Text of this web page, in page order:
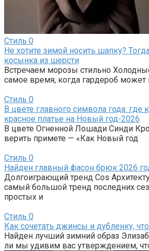
Стиль 0
Не хотите зимой носить шапку?
косынка из шерсти
Встречаем морозы стильно
самое время, когда гардероб может
Стиль 0
В цвете главного символа года: где
красное платье на Новый год-2026
В цвете Огненной Лошади Синди
верить примете — «Как Новый год
Стиль 0
Найден главный фасон брюк 2026
Долгоиграющий тренд Cos
самый большой тренд последних
простых и
Стиль 0
Как сочетать джинсы и дубленку,
Найден лучший зимний образ
ли мы удивим вас утверждением,